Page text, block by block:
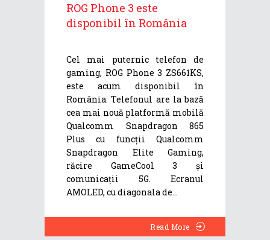
ROG Phone 3 este
disponibil în România
Cel mai puternic telefon de
gaming, ROG Phone 3 ZS661KS,
este acum disponibil în
România. Telefonul are la bază
cea mai nouă platformă mobilă
Qualcomm Snapdragon 865
Plus cu funcții Qualcomm
Snapdragon Elite Gaming,
răcire GameCool 3 și
comunicații 5G. Ecranul
AMOLED, cu diagonala de
Read More